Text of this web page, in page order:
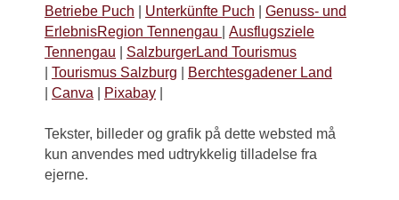
Betriebe Puch | Unterkünfte Puch | Genuss- und
ErlebnisRegion Tennengau | Ausflugsziele
Tennengau | SalzburgerLand Tourismus
| Tourismus Salzburg | Berchtesgadener Land
| Canva | Pixabay |
Tekster, billeder og grafik på dette websted må
kun anvendes med udtrykkelig tilladelse fra
ejerne.